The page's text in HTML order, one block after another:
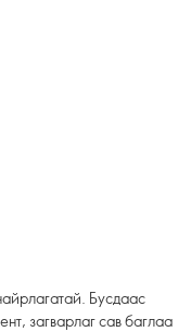
Бусдаас
загварлаг сав баглаа